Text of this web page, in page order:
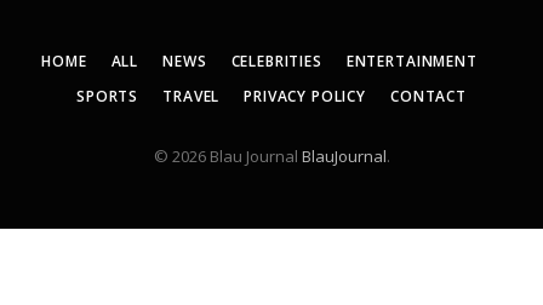
HOME ALL NEWS CELEBRITIES
ENTERTAINMENT
SPORTS
TRAVEL PRIVACY POLICY CONTACT
© 2026 Blau Journal BlauJournal.